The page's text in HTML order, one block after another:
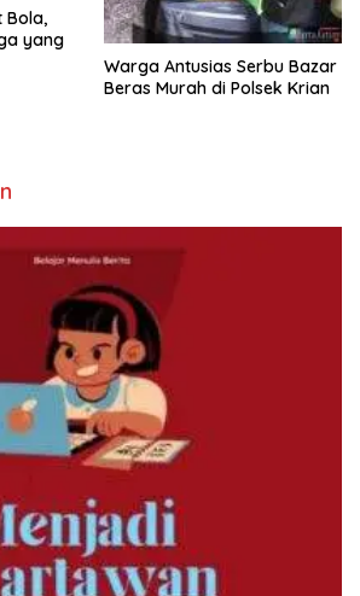
Bola,
yang
Warga Antusias Serbu Bazar
Beras Murah di Polsek Krian